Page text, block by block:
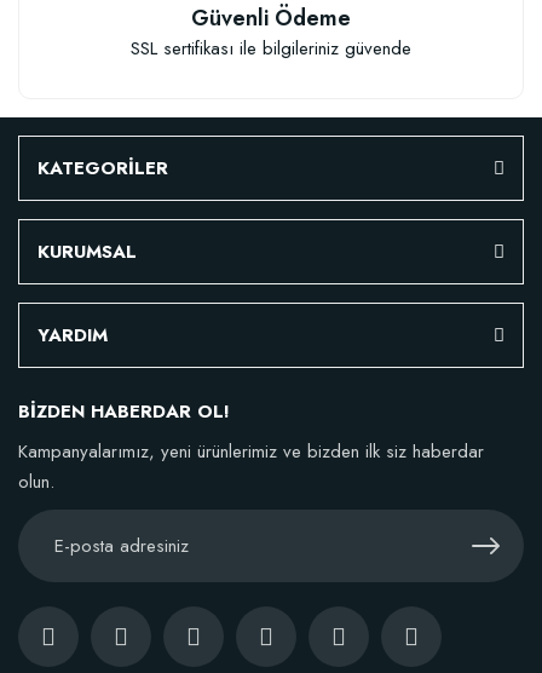
Güvenli Ödeme
SSL sertifikası ile bilgileriniz güvende
KATEGORİLER
KURUMSAL
YARDIM
BİZDEN HABERDAR OL!
Kampanyalarımız, yeni ürünlerimiz ve bizden ilk siz haberdar
olun.